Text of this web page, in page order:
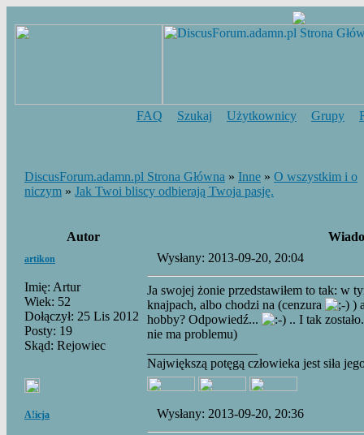
FAQ Szukaj Użytkownicy Grupy
DiscusForum.adamn.pl Strona Główna » Inne » O wszystkim i o
niczym » Jak Twoi bliscy odbierają Twoja pasję.
Autor
artikon
Imię: Artur
Wiek: 52
Dołączył: 25 Lis 2012
Posty: 19
Skąd: Rejowiec
Wysłany: 2013-09-20, 20:04
Ja swojej żonie przedstawiłem to tak: w
knajpach, albo chodzi na (cenzura
)
hobby? Odpowiedź...
.. I tak
nie ma problemu)
Największą potęgą człowieka jest siła
A!icja Wysłany: 2013-09-20, 20:36